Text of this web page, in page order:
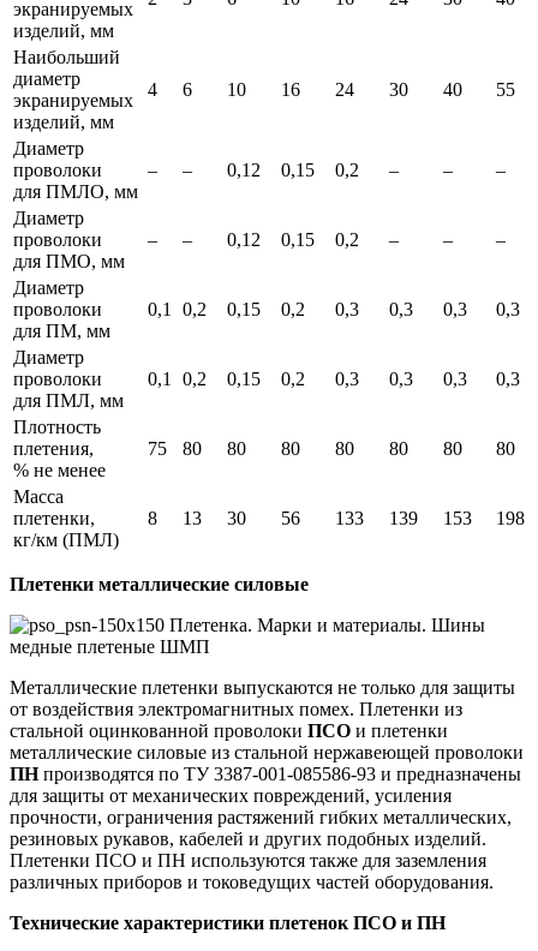
экранируемых
изделий, мм
Наибольший
диаметр
экранируемых
изделий, мм
4 6 10 16 24 30 40 55
Диаметр
проволоки
для ПМЛО, мм
– – 0,12 0,15 0,2 – – –
Диаметр
проволоки
для ПМО, мм
– – 0,12 0,15 0,2 – – –
Диаметр
проволоки
для ПМ, мм
0,1 0,2 0,15 0,2 0,3 0,3 0,3 0,3
Диаметр
проволоки
для ПМЛ, мм
0,1 0,2 0,15 0,2 0,3 0,3 0,3 0,3
Плотность
плетения,
% не менее
75 80 80 80 80 80 80 80
Масса
плетенки,
кг/км (ПМЛ)
8 13 30 56 133 139 153 198
Плетенки металлические силовые
Металлические плетенки выпускаются не только для защиты
от воздействия электромагнитных помех. Плетенки из
стальной оцинкованной проволоки ПСО и плетенки
металлические силовые из стальной нержавеющей проволоки
ПНпроизводятся по ТУ 3387-001-085586-93 и предназначены
для защиты от механических повреждений, усиления
прочности, ограничения растяжений гибких металлических,
резиновых рукавов, кабелей и других подобных изделий.
Плетенки ПСО и ПН используются также для заземления
различных приборов и токоведущих частей оборудования.
Технические характеристики плетенок ПСО и ПН